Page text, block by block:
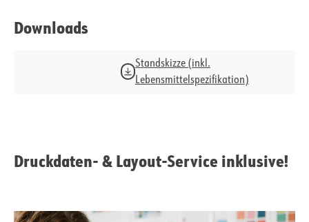
Downloads
Standskizze (inkl.
Lebensmittelspezifikation)
Druckdaten- & Layout-Service inklusive!